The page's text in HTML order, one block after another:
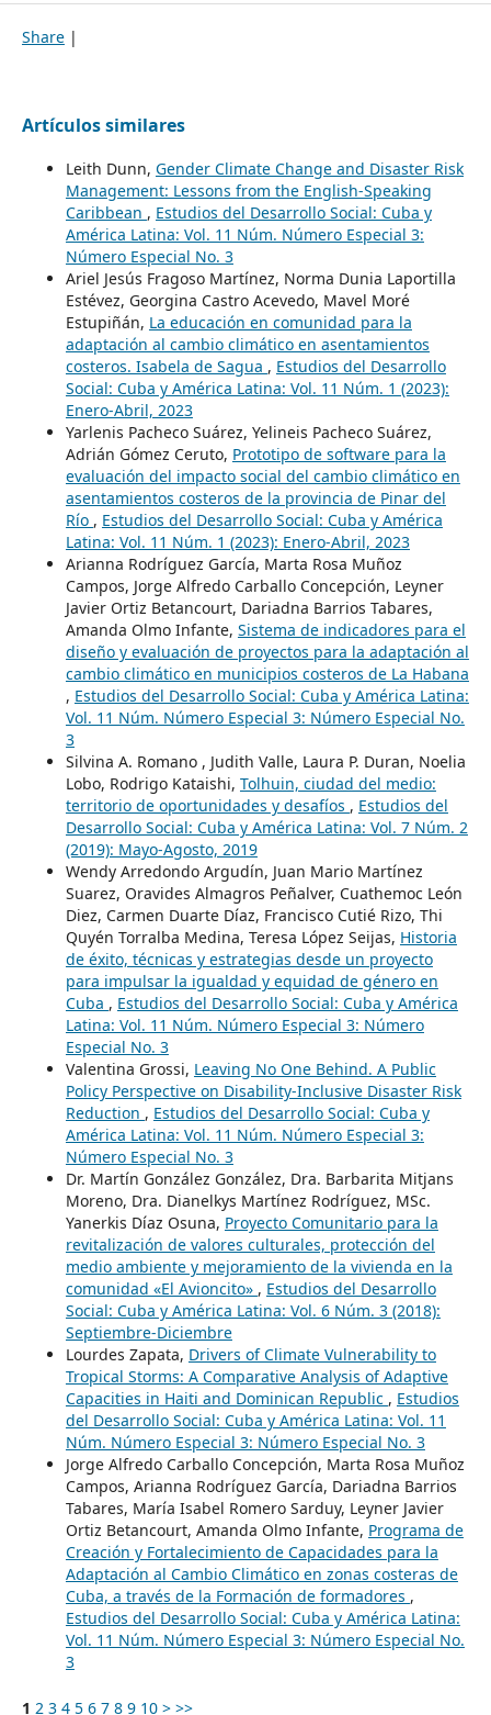
Share |
Artículos similares
Leith Dunn, Gender Climate Change and Disaster Risk
Management: Lessons from the English-Speaking
Caribbean , Estudios del Desarrollo Social: Cuba y
América Latina: Vol. 11 Núm. Número Especial 3:
Número Especial No. 3
Ariel Jesús Fragoso Martínez, Norma Dunia Laportilla
Estévez, Georgina Castro Acevedo, Mavel Moré
Estupiñán, La educación en comunidad para la
adaptación al cambio climático en asentamientos
costeros. Isabela de Sagua , Estudios del Desarrollo
Social: Cuba y América Latina: Vol. 11 Núm. 1 (2023):
Enero-Abril, 2023
Yarlenis Pacheco Suárez, Yelineis Pacheco Suárez,
Adrián Gómez Ceruto, Prototipo de software para la
evaluación del impacto social del cambio climático en
asentamientos costeros de la provincia de Pinar del
Río , Estudios del Desarrollo Social: Cuba y América
Latina: Vol. 11 Núm. 1 (2023): Enero-Abril, 2023
Arianna Rodríguez García, Marta Rosa Muñoz
Campos, Jorge Alfredo Carballo Concepción, Leyner
Javier Ortiz Betancourt, Dariadna Barrios Tabares,
Amanda Olmo Infante, Sistema de indicadores para el
diseño y evaluación de proyectos para la adaptación al
cambio climático en municipios costeros de La Habana
, Estudios del Desarrollo Social: Cuba y América Latina:
Vol. 11 Núm. Número Especial 3: Número Especial No.
3
Silvina A. Romano , Judith Valle, Laura P. Duran, Noelia
Lobo, Rodrigo Kataishi, Tolhuin, ciudad del medio:
territorio de oportunidades y desafíos , Estudios del
Desarrollo Social: Cuba y América Latina: Vol. 7 Núm. 2
(2019): Mayo-Agosto, 2019
Wendy Arredondo Argudín, Juan Mario Martínez
Suarez, Oravides Almagros Peñalver, Cuathemoc León
Diez, Carmen Duarte Díaz, Francisco Cutié Rizo, Thi
Quyén Torralba Medina, Teresa López Seijas, Historia
de éxito, técnicas y estrategias desde un proyecto
para impulsar la igualdad y equidad de género en
Cuba , Estudios del Desarrollo Social: Cuba y América
Latina: Vol. 11 Núm. Número Especial 3: Número
Especial No. 3
Valentina Grossi, Leaving No One Behind. A Public
Policy Perspective on Disability-Inclusive Disaster Risk
Reduction , Estudios del Desarrollo Social: Cuba y
América Latina: Vol. 11 Núm. Número Especial 3:
Número Especial No. 3
Dr. Martín González González, Dra. Barbarita Mitjans
Moreno, Dra. Dianelkys Martínez Rodríguez, MSc.
Yanerkis Díaz Osuna, Proyecto Comunitario para la
revitalización de valores culturales, protección del
medio ambiente y mejoramiento de la vivienda en la
comunidad «El Avioncito» , Estudios del Desarrollo
Social: Cuba y América Latina: Vol. 6 Núm. 3 (2018):
Septiembre-Diciembre
Lourdes Zapata, Drivers of Climate Vulnerability to
Tropical Storms: A Comparative Analysis of Adaptive
Capacities in Haiti and Dominican Republic , Estudios
del Desarrollo Social: Cuba y América Latina: Vol. 11
Núm. Número Especial 3: Número Especial No. 3
Jorge Alfredo Carballo Concepción, Marta Rosa Muñoz
Campos, Arianna Rodríguez García, Dariadna Barrios
Tabares, María Isabel Romero Sarduy, Leyner Javier
Ortiz Betancourt, Amanda Olmo Infante, Programa de
Creación y Fortalecimiento de Capacidades para la
Adaptación al Cambio Climático en zonas costeras de
Cuba, a través de la Formación de formadores ,
Estudios del Desarrollo Social: Cuba y América Latina:
Vol. 11 Núm. Número Especial 3: Número Especial No.
3
1 2 3 4 5 6 7 8 9 10 > >>